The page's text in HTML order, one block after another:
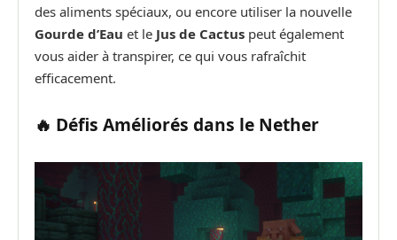
des aliments spéciaux, ou encore utiliser la nouvelle
Gourde d’Eau et le Jus de Cactus peut également
vous aider à transpirer, ce qui vous rafraîchit
efficacement.
🔥 Défis Améliorés dans le Nether